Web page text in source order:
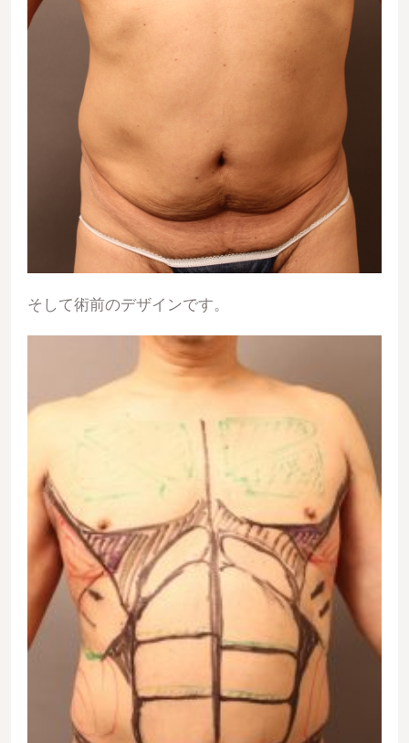
そして術前のデザインです。